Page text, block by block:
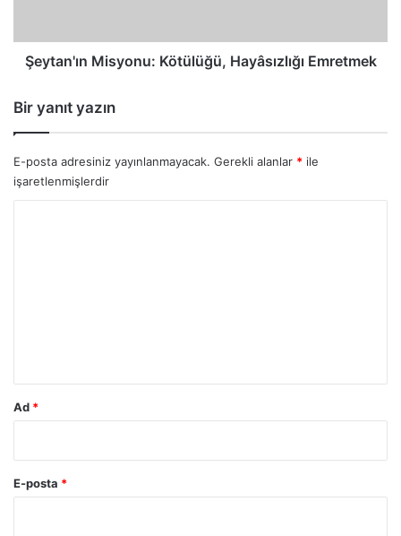
Şeytan'ın Misyonu: Kötülüğü, Hayâsızlığı Emretmek
Bir yanıt yazın
E-posta adresiniz yayınlanmayacak. Gerekli alanlar * ile
işaretlenmişlerdir
Ad *
E-posta *